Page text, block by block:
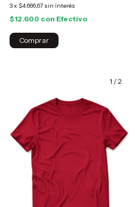
3x $4.666,67 sin interés
$12.600 con Efectivo
Comprar
1 /2